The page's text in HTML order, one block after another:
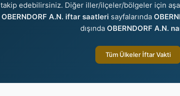
takip edebilirsiniz. Diğer iller/ilçeler/bölgeler için
OBERNDORF A.N. iftar saatleri sayfalarında
dışında OBERNDORF A.N.
Tüm Ülkeler İftar Vakti